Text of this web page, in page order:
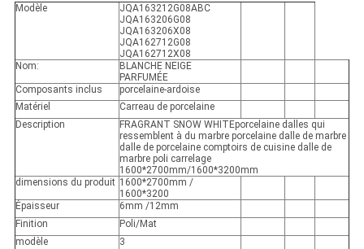
Modèle
JQA163212G08ABC
JQA163206G08
JQA163206X08
JQA162712G08
JQA162712X08
Nom:
BLANCHE NEIGE
PARFUMÉE
Composants inclus
porcelaine-ardoise
Matériel
Carreau de porcelaine
Description
FRAGRANT SNOW WHITEporcelaine dalles qui
ressemblent à du marbre porcelaine dalle de marbre
dalle de porcelaine comptoirs de cuisine dalle de
marbre poli carrelage
1600*2700mm/1600*3200mm
dimensions du produit 1600*2700mm /
1600*3200
Épaisseur
6mm /12mm
Finition
Poli/Mat
modèle
3